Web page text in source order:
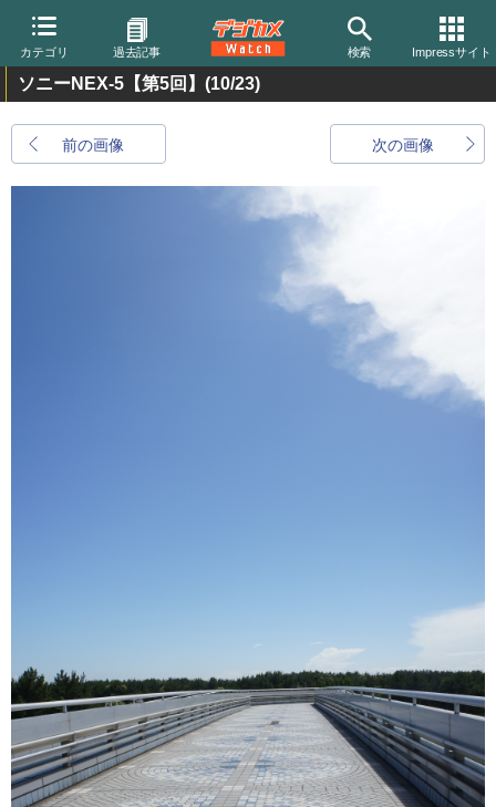
カテゴリ 過去記事 検索 Impressサイト
ソニーNEX-5【第5回】 (10/23)
前の画像 次の画像